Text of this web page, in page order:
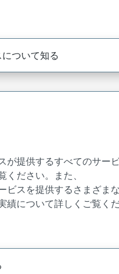
ついて知る
が提供するすべてのサー
ください。また、
ビスを提供するさまざま
績について詳しくご覧く